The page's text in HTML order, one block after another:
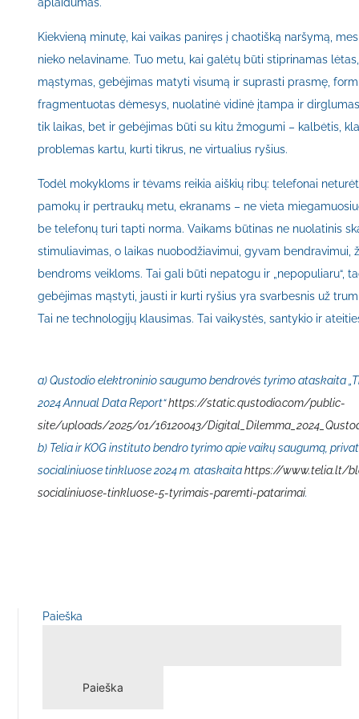
Kiekvieną minutę, kai vaikas paniręs į chaotišką naršymą,
nieko nelaviname. Tuo metu, kai galėtų būti stiprinamas
mąstymas, gebėjimas matyti visumą ir suprasti prasmę,
fragmentuotas dėmesys, nuolatinė vidinė įtampa ir
tik laikas, bet ir gebėjimas būti su kitu žmogumi – kalbėtis,
problemas kartu, kurti tikrus, ne virtualius ryšius.
Todėl mokykloms ir tėvams reikia aiškių ribų: telefonai
pamokų ir pertraukų metu, ekranams – ne vieta
be telefonų turi tapti norma. Vaikams būtinas ne nuolatinis
stimuliavimas, o laikas nuobodžiavimui, gyvam bendravimui,
bendroms veikloms. Tai gali būti nepatogu ir „nepopuliaru“,
gebėjimas mąstyti, jausti ir kurti ryšius yra svarbesnis už
Tai ne technologijų klausimas. Tai vaikystės, santykio ir
a) Qustodio elektroninio saugumo bendrovės tyrimo ataskaita
2024 Annual Data Report“https://static.qustodio.com/public-
site/uploads/2025/01/16120043/
b) Telia ir KOG instituto bendro tyrimo apie vaikų saugumą,
socialiniuose tinkluose 2024 m. ataskaitahttps://www.telia.lt/
socialiniuose-tinkluose-5-tyrimais-paremti-patarimai.
Paieška
Paieška